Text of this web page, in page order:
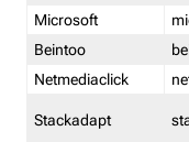
Microsoft
Beintoo
Netmediaclick
Stackadapt